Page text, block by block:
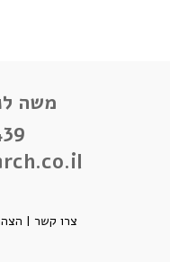
משה
צרו קשר |